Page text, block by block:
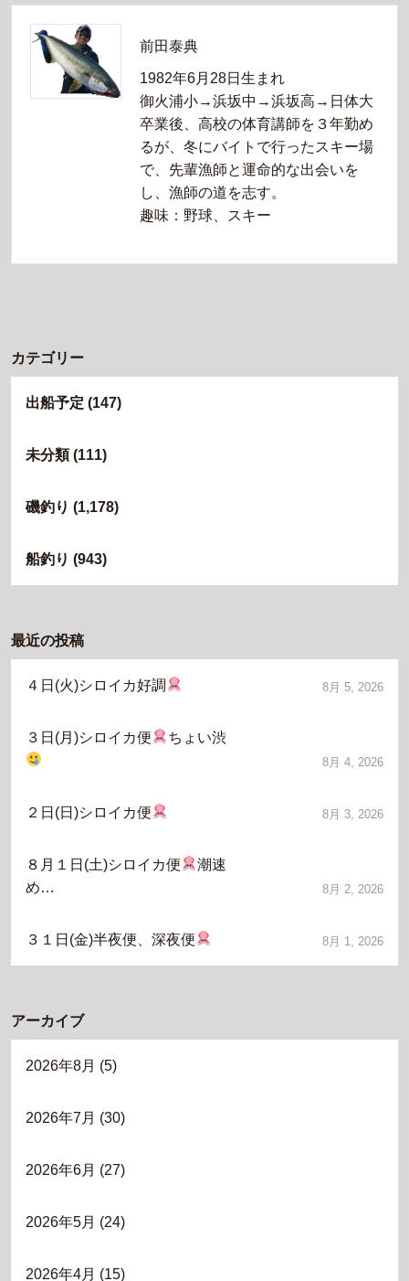
前田泰典
1982年6月28日生まれ
御火浦小→浜坂中→浜坂高→日体大
卒業後、高校の体育講師を３年勤め
るが、冬にバイトで行ったスキー場
で、先輩漁師と運命的な出会いを
し、漁師の道を志す。
趣味：野球、スキー
カテゴリー
出船予定 (147)
未分類(111)
磯釣り (1,178)
船釣り (943)
最近の投稿
４日(火)シロイカ好調 8月 5, 2026
３日(月)シロイカ便 ちょい渋
8月 4, 2026
２日(日)シロイカ便 8月 3, 2026
８月１日(土)シロイカ便
潮速
め…
8月 2, 2026
３１日(金)半夜便、深夜便 8月 1, 2026
アーカイブ
2026年8月 (5)
2026年7月 (30)
2026年6月 (27)
2026年5月 (24)
2026年4月 (15)